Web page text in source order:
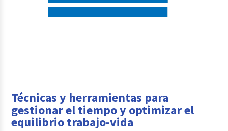
Técnicas y herramientas para
gestionar el tiempo y optimizar el
equilibrio trabajo-vida